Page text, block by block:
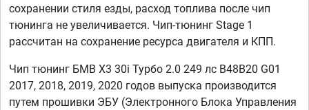
сохранении стиля езды, расход топлива после чип
тюнинга не увеличивается. Чип-тюнинг Stage 1
рассчитан на сохранение ресурса двигателя и КПП.
Чип тюнинг БМВ Х3 30i Турбо 2.0 249 лс B48B20 G01
2017, 2018, 2019, 2020 годов выпуска производится
путем прошивки ЭБУ (Электронного Блока Управления